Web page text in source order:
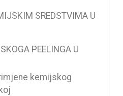
SREDSTVIMA U
PEELINGA U
kemijskog